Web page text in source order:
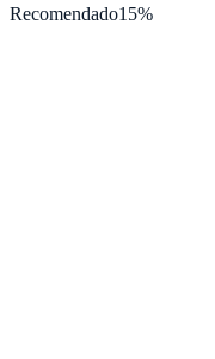
Recomendado15%